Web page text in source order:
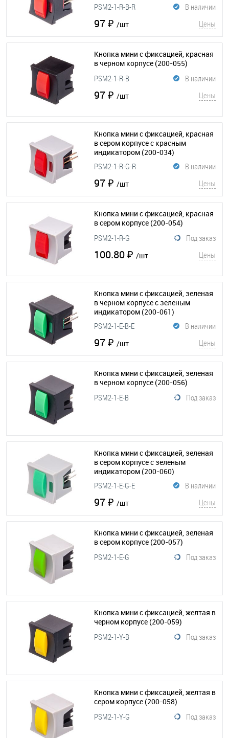
В наличии
PSM2-1-R-B-R
97 ₽ /шт Цены
Кнопка мини с фиксацией, красная
в черном корпусе (200-055)
В наличии
PSM2-1-R-B
97 ₽ /шт Цены
Кнопка мини с фиксацией, красная
в сером корпусе с красным
индикатором (200-034)
В наличии
PSM2-1-R-G-R
97 ₽ /шт Цены
Кнопка мини с фиксацией, красная
в сером корпусе (200-054)
Под заказ
PSM2-1-R-G
100.80 ₽ /шт Цены
Кнопка мини с фиксацией, зеленая
в черном корпусе с зеленым
индикатором (200-061)
В наличии
PSM2-1-E-B-E
97 ₽ /шт Цены
Кнопка мини с фиксацией, зеленая
в черном корпусе (200-056)
Под заказ
PSM2-1-E-B
Кнопка мини с фиксацией, зеленая
в сером корпусе с зеленым
индикатором (200-060)
В наличии
PSM2-1-E-G-E
97 ₽ /шт Цены
Кнопка мини с фиксацией, зеленая
в сером корпусе (200-057)
Под заказ
PSM2-1-E-G
Кнопка мини с фиксацией, желтая в
черном корпусе (200-059)
Под заказ
PSM2-1-Y-B
Кнопка мини с фиксацией, желтая в
сером корпусе (200-058)
Под заказ
PSM2-1-Y-G